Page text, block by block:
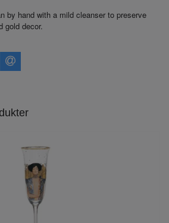
by hand with a mild cleanser to preserve
gold decor.